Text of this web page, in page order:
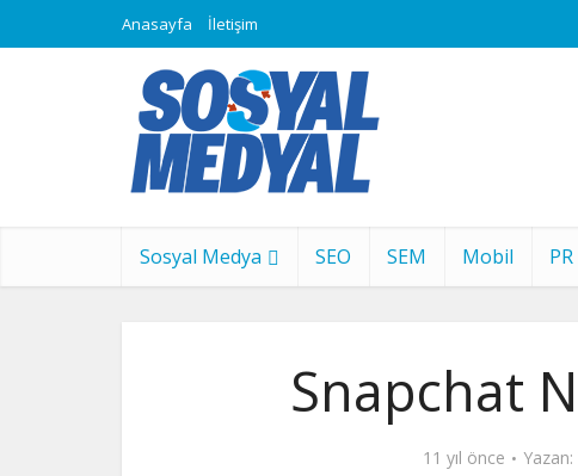
Anasayfa İletişim
Sosyal Medya SEO SEM Mobil PR
Snapchat
11 yıl önce Yazan: